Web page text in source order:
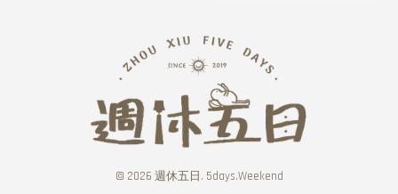
© 2026 週休五日. 5days.Weekend